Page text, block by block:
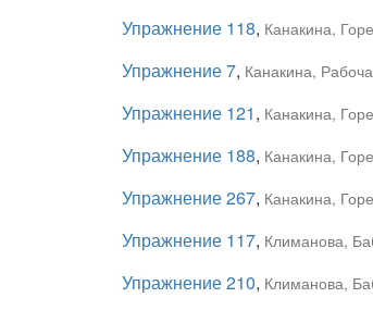
Упражнение 118, Канакина,
Упражнение 7, Канакина,
Упражнение 121, Канакина,
Упражнение 188, Канакина,
Упражнение 267, Канакина,
Упражнение 117, Климанова,
Упражнение 210, Климанова,